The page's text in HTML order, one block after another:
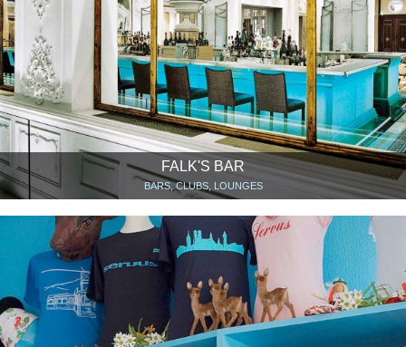
FALK'S BAR
BARS, CLUBS, LOUNGES